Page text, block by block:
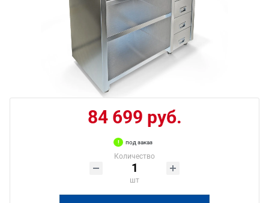
84 699 руб.
под заказ
Количество
шт